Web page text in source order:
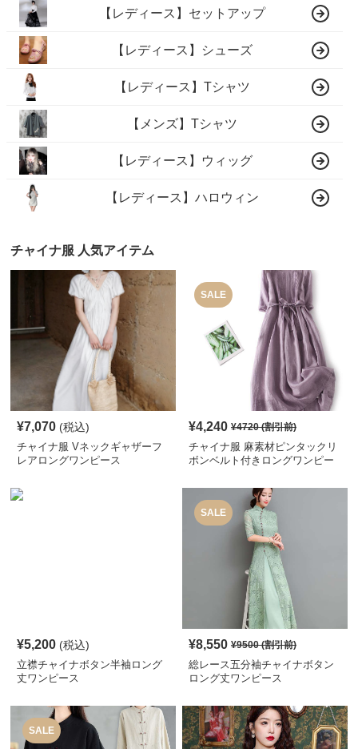
【レディース】セットアップ
【レディース】シューズ
【レディース】Tシャツ
【メンズ】Tシャツ
【レディース】ウィッグ
【レディース】ハロウィン
チャイナ服 人気アイテム
¥7,070 (税込)
チャイナ服 Vネックギャザーフ
レアロングワンピース
SALE
¥4,240 ¥4720(割引前)
チャイナ服 麻素材ピンタックリ
ボンベルト付きロングワンピー
¥5,200 (税込)
立襟チャイナボタン半袖ロング
丈ワンピース
SALE
¥8,550 ¥9500(割引前)
総レース五分袖チャイナボタン
ロング丈ワンピース
SALE